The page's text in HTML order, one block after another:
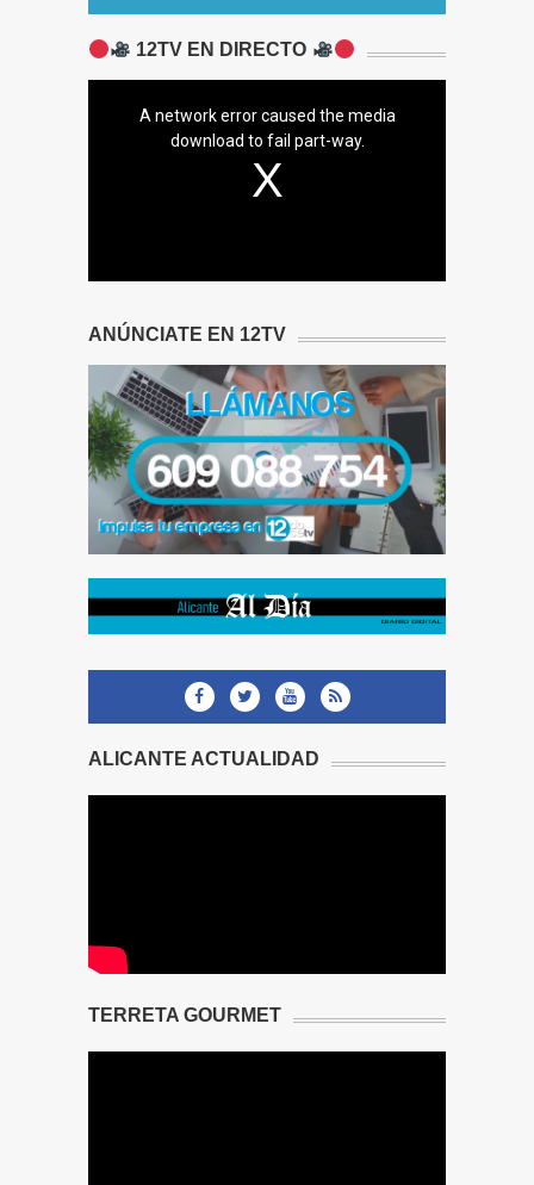
12TV EN DIRECTO
A network error caused the media
download to fail part-way.
ANÚNCIATE EN 12TV
ALICANTE ACTUALIDAD
TERRETA GOURMET